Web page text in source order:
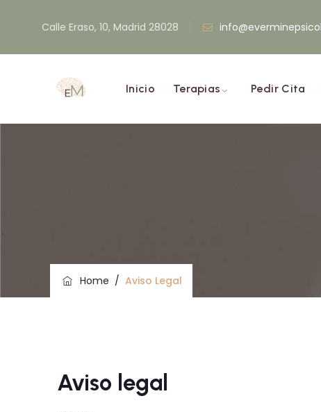
Calle Eraso, 10, Madrid 28028
Inicio Terapias Pedir Cita
Home / Aviso Legal
Aviso legal